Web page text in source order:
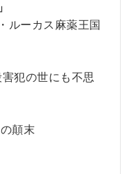
ルーカス麻薬王国
犯の世にも不思
顛末